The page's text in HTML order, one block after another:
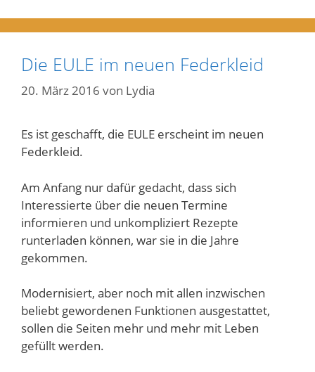
Die EULE im neuen Federkleid
20. März 2016 von Lydia
Es ist geschafft, die EULE erscheint im neuen
Federkleid.
Am Anfang nur dafür gedacht, dass sich
Interessierte über die neuen Termine
informieren und unkompliziert Rezepte
runterladen können, war sie in die Jahre
gekommen.
Modernisiert, aber noch mit allen inzwischen
beliebt gewordenen Funktionen ausgestattet,
sollen die Seiten mehr und mehr mit Leben
gefüllt werden.